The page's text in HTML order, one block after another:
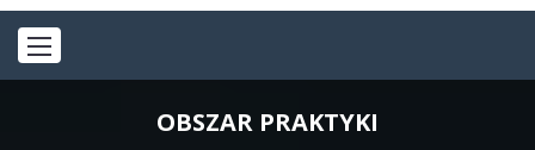
OBSZAR PRAKTYKI